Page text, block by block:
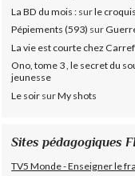
La BD du mois : surle
Pépiements (593) sur
La vie est courte chez
Ono, tome 3 , le secret du
jeunesse
Le soir surMy shots
Sites pédagogiques
TV5 Monde - Enseigner le